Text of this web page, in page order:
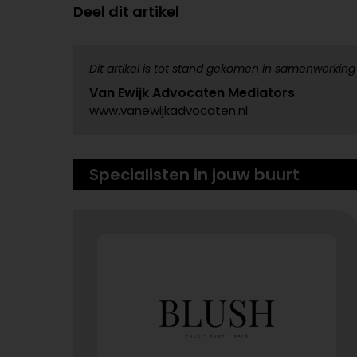
Deel dit artikel
Dit artikel is tot stand gekomen in
Van Ewijk Advocaten Mediators
www.vanewijkadvocaten.nl
Specialisten in jouw buurt